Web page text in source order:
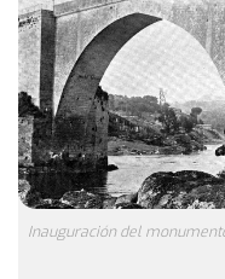
Inauguración del